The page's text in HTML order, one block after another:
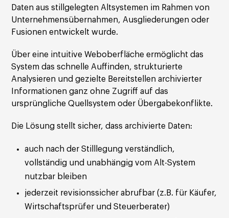
Daten aus stillgelegten Altsystemen im Rahmen von
Unternehmensübernahmen, Ausgliederungen oder
Fusionen entwickelt wurde.
Über eine intuitive Weboberfläche ermöglicht das
System das schnelle Auffinden, strukturierte
Analysieren und gezielte Bereitstellen archivierter
Informationen ganz ohne Zugriff auf das
ursprüngliche Quellsystem oder Übergabekonflikte.
Die Lösung stellt sicher, dass archivierte Daten:
auch nach der Stilllegung verständlich,
vollständig und unabhängig vom Alt-System
nutzbar bleiben
jederzeit revisionssicher abrufbar (z.B. für Käufer,
Wirtschaftsprüfer und Steuerberater)